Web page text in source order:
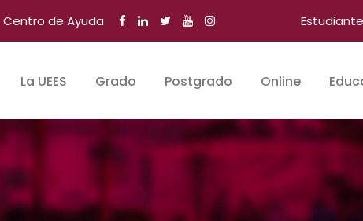
Centro de Ayuda
La UEES Grado Postgrado Online